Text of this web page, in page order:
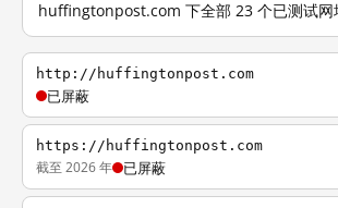
huffingtonpost.com 下全部 23 个已测试
http://huffingtonpost.com
已屏蔽
https://huffingtonpost.com
截至 2026 年 已屏蔽